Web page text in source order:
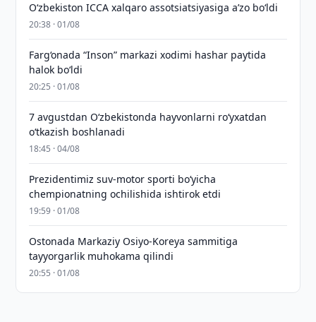
O‘zbekiston ICCA xalqaro assotsiatsiyasiga aʼzo bo‘ldi
20:38 · 01/08
Farg‘onada “Inson” markazi xodimi hashar paytida
halok bo‘ldi
20:25 · 01/08
7 avgustdan O‘zbekistonda hayvonlarni ro‘yxatdan
o‘tkazish boshlanadi
18:45 · 04/08
Prezidentimiz suv-motor sporti bo‘yicha
chempionatning ochilishida ishtirok etdi
19:59 · 01/08
Ostonada Markaziy Osiyo-Koreya sammitiga
tayyorgarlik muhokama qilindi
20:55 · 01/08